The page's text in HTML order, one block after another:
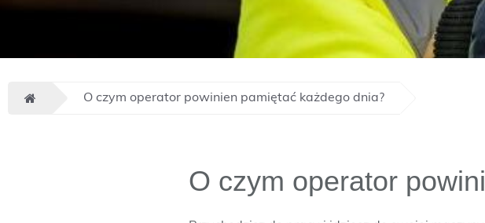
O czym operator powinien pamiętać każdego dnia?
O czym operator